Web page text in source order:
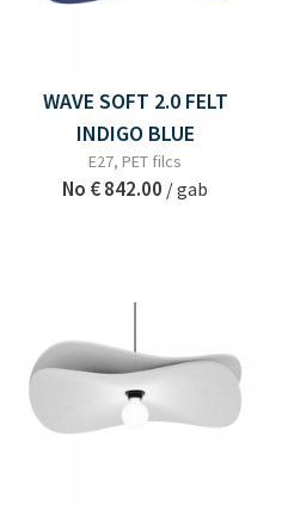
WAVE SOFT 2.0 FELT
INDIGO BLUE
E27, PET filcs
No € 842.00 / gab